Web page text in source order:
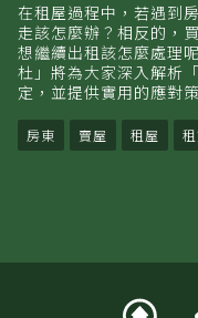
在租屋過程中，若遇到
走該怎麼辦？相反的，
想繼續出租該怎麼處理
杜」將為大家深入解析
定，並提供實用的應對
房東 賣屋 租屋